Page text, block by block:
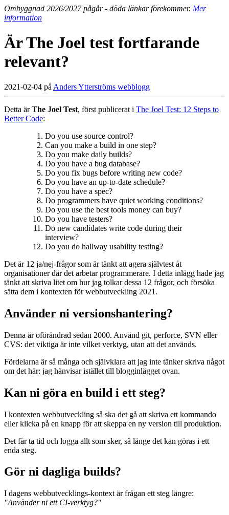
Ombyggnad 2026/2027 pågår - döda länkar förekommer. Mer
information
Är The Joel test fortfarande
relevant?
2021-02-04 på Anders Ytterströms webblogg
Detta ärThe Joel Test, först publicerat i The Joel Test: 12 Steps to
Better Code:
Do you use source control?
Can you make a build in one step?
Do you make daily builds?
Do you have a bug database?
Do you fix bugs before writing new code?
Do you have an up-to-date schedule?
Do you have a spec?
Do programmers have quiet working conditions?
Do you use the best tools money can buy?
Do you have testers?
Do new candidates write code during their
interview?
Do you do hallway usability testing?
Det är 12 ja/nej-frågor som är tänkt att agera självtest åt
organisationer där det arbetar programmerare. I detta inlägg hade jag
tänkt att skriva litet om hur jag tolkar dessa 12 frågor, och försöka
sätta dem i kontexten för webbutveckling 2021.
Använder ni versionshantering?
Denna är oförändrad sedan 2000. Använd git, perforce, SVN eller
CVS: det viktiga är inte vilket verktyg, utan att det används.
Fördelarna är så många och självklara att jag inte tänker skriva något
om det här: jag hänvisar istället till blogginlägget ovan.
Kan ni göra en build i ett steg?
I kontexten webbutveckling så ska det gå att skriva ett kommando
eller klicka på en knapp för att skeppa en ny version till produktion.
Det får ta tid och logga allt som sker, så länge det kan göras i ett
enda steg.
Gör ni dagliga builds?
I dagens webbutvecklings-kontext är frågan ett steg längre:
"Använder ni ett CI-verktyg?"